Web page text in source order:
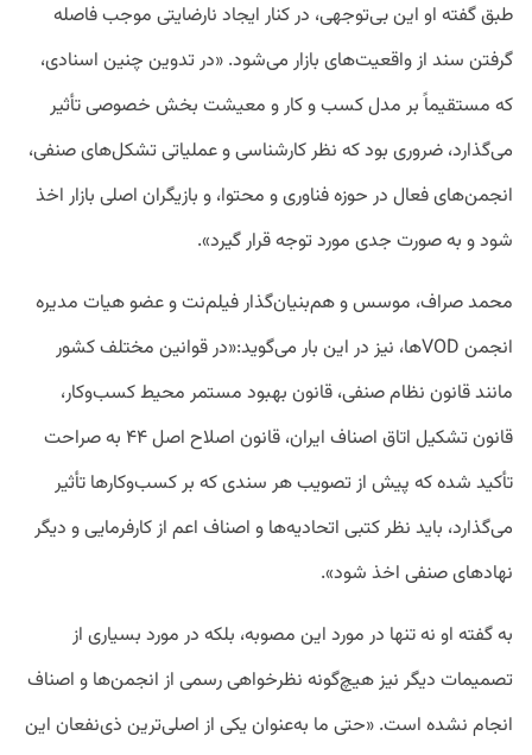
طبق گفته او این بی‌توجهی، در کنار ایجاد نارضایتی موجب فاصله
گرفتن سند از واقعیت‌های بازار می‌شود. «در تدوین چنین اسنادی،
که مستقیماً بر مدل کسب و کار و معیشت بخش خصوصی تأثیر
می‌گذارد، ضروری بود که نظر کارشناسی و عملیاتی تشکل‌های صنفی،
انجمن‌های فعال در حوزه فناوری و محتوا، و بازیگران اصلی بازار اخذ
شود و به صورت جدی مورد توجه قرار گیرد».
محمد صراف، موسس و هم‌بنیان‌گذار فیلم‌نت و عضو هیات مدیره
انجمن VODها، نیز در این بار می‌گوید:«در قوانین مختلف کشور
مانند قانون نظام صنفی، قانون بهبود مستمر محیط کسب‌وکار،
قانون تشکیل اتاق اصناف ایران، قانون اصلاح اصل ۴۴ به صراحت
تأکید شده که پیش از تصویب هر سندی که بر کسب‌وکارها تأثیر
می‌گذارد، باید نظر کتبی اتحادیه‌ها و اصناف اعم از کارفرمایی و دیگر
نهادهای صنفی اخذ شود».
به گفته او نه تنها در مورد این مصوبه، بلکه در مورد بسیاری از
تصمیمات دیگر نیز هیچ‌گونه نظرخواهی رسمی از انجمن‌ها و اصناف
انجام نشده است. «حتی ما به‌عنوان یکی از اصلی‌ترین ذی‌نفعان این